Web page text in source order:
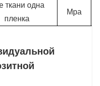
ткани одна
пленка
Mpa